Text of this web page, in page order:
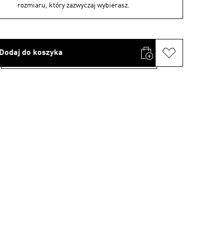
rozmiaru, który zazwyczaj wybierasz.
Dodaj do koszyka